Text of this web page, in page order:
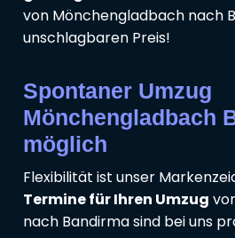
von Mönchengladbach nach
unschlagbaren Preis!
Spontaner Umzug
Mönchengladbach
möglich
Flexibilität ist unser
Termine für Ihren Umzug
nach Bandirma sind bei uns